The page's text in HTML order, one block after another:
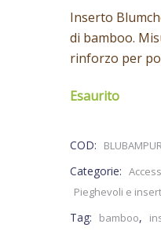
Inserto
di bamboo.
rinforzo per
Esaurito
COD:
Categorie:
Pieghevoli e
Tag: bamboo,